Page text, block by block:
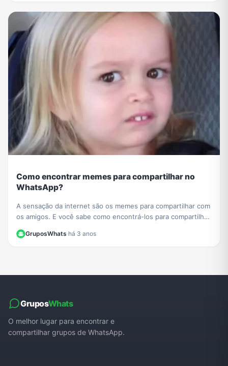
Como encontrar memes para compartilhar no
WhatsApp?
A sensação da internet são os memes para compartilhar com
os amigos. E você sabe como encontrá-los para compartilhar
GruposWhats·há 3 anos
GruposWhats
O melhor lugar para encontrar e
compartilhar grupos de WhatsApp.